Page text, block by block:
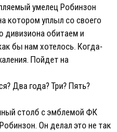
умелец Робинзон
котором уплыл со своего
дивизиона обитаем и
бы нам хотелось. Когда-
Пойдет на
Два года? Три? Пять?
столб с эмблемой ФК
Он делал это не так